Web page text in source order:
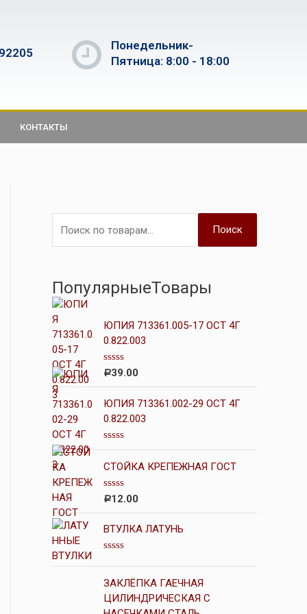
Понедельник-
Пятница: 8:00 - 18:00
КОНТАКТЫ
Поиск
ПопулярныеТовары
ЮПИЯ 713361.005-17 ОСТ 4Г
0.822.003
О
н
к
а
0
з
5
Р39.00
ЮПИЯ 713361.002-29 ОСТ 4Г
0.822.003
О
ц
е
н
а
0
з
5
СТОЙКА КРЕПЕЖНАЯ ГОСТ
О
н
а
и
з
5
Р12.00
ВТУЛКА ЛАТУНЬ
е
к
ЗАКЛЁПКА ГАЕЧНАЯ
ЦИЛИНДРИЧЕСКАЯ С